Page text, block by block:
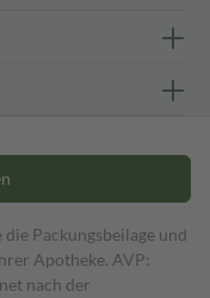
Packungsbeilage und
Apotheke. AVP:
nach der